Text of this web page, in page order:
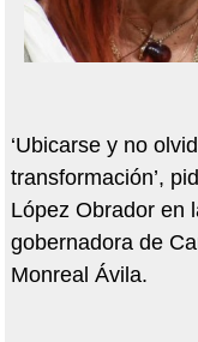
‘Ubicarse y no
transformación’,
López Obrador en
gobernadora de
Monreal Ávila.